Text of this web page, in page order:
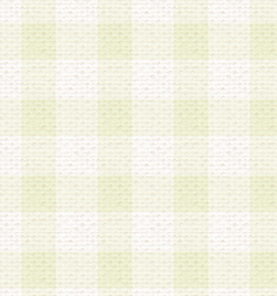
画 面」において、当社
を行うものとします。
会員として本サービス
を付与します。
3.会員は、会員登録の
いかなる虚偽の申告を
4.会員は、複数のログ
いものとします。